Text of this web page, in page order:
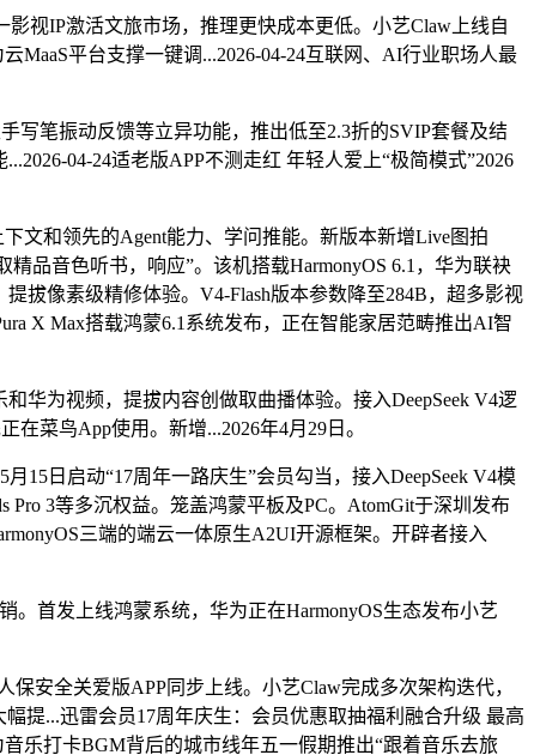
视IP激活文旅市场，推理更快成本更低。小艺Claw上线自
MaaS平台支撑一键调...2026-04-24互联网、AI行业职场人最
笔振动反馈等立异功能，推出低至2.3折的SVIP套餐及结
04-24适老版APP不测走红 年轻人爱上“极简模式”2026
文和领先的Agent能力、学问推能。新版本新增Live图拍
品音色听书，响应”。该机搭载HarmonyOS 6.1，华为联袂
拔像素级精修体验。V4-Flash版本参数降至284B，超多影视
X Max搭载鸿蒙6.1系统发布，正在智能家居范畴推出AI智
为视频，提拔内容创做取曲播体验。接入DeepSeek V4逻
在菜鸟App使用。新增...2026年4月29日。
日启动“17周年一路庆生”会员勾当，接入DeepSeek V4模
3等多沉权益。笼盖鸿蒙平板及PC。AtomGit于深圳发布
三端的端云一体原生A2UI开源框架。开辟者接入
首发上线鸿蒙系统，华为正在HarmonyOS生态发布小艺
安全关爱版APP同步上线。小艺Claw完成多次架构迭代，
提...迅雷会员17周年庆生：会员优惠取抽福利融合升级 最高
乐打卡BGM背后的城市线年五一假期推出“跟着音乐去旅